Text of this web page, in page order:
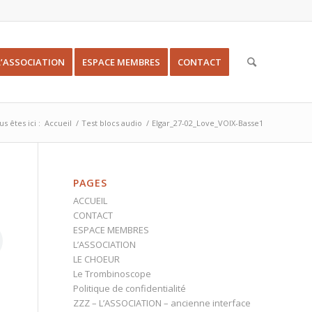
ESPACE MEMBRES CONTACT
êtes ici : Accueil / Test blocs audio / Elgar_27-02_Love_VOIX-Basse1
PAGES
ACCUEIL
CONTACT
ESPACE MEMBRES
L’ASSOCIATION
LE CHOEUR
Le Trombinoscope
Politique de confidentialité
ZZZ – L’ASSOCIATION – ancienne interface